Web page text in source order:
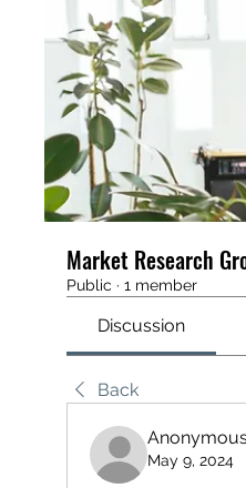
Market Research
Public · 1 member
Discussion
Back
May 9, 2024